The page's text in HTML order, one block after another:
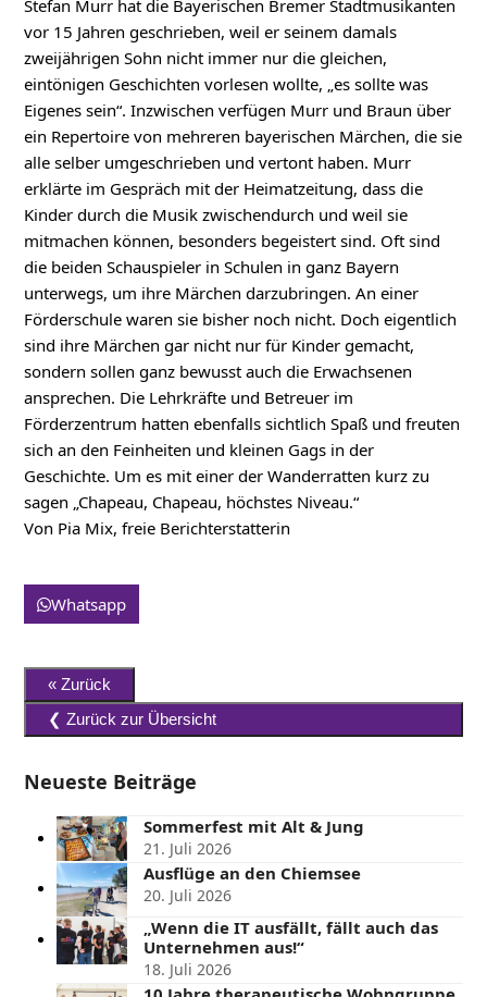
Stefan Murr hat die Bayerischen Bremer Stadtmusikanten
vor 15 Jahren geschrieben, weil er seinem damals
zweijährigen Sohn nicht immer nur die gleichen,
eintönigen Geschichten vorlesen wollte, „es sollte was
Eigenes sein“. Inzwischen verfügen Murr und Braun über
ein Repertoire von mehreren bayerischen Märchen, die sie
alle selber umgeschrieben und vertont haben. Murr
erklärte im Gespräch mit der Heimatzeitung, dass die
Kinder durch die Musik zwischendurch und weil sie
mitmachen können, besonders begeistert sind. Oft sind
die beiden Schauspieler in Schulen in ganz Bayern
unterwegs, um ihre Märchen darzubringen. An einer
Förderschule waren sie bisher noch nicht. Doch eigentlich
sind ihre Märchen gar nicht nur für Kinder gemacht,
sondern sollen ganz bewusst auch die Erwachsenen
ansprechen. Die Lehrkräfte und Betreuer im
Förderzentrum hatten ebenfalls sichtlich Spaß und freuten
sich an den Feinheiten und kleinen Gags in der
Geschichte. Um es mit einer der Wanderratten kurz zu
sagen „Chapeau, Chapeau, höchstes Niveau.“
Von Pia Mix, freie Berichterstatterin
Whatsapp
Neueste Beiträge
Sommerfest mit Alt & Jung
21. Juli 2026
Ausflüge an den Chiemsee
20. Juli 2026
„Wenn die IT ausfällt, fällt auch das
Unternehmen aus!“
18. Juli 2026